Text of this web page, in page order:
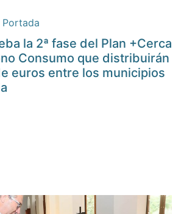
Portada
la 2ª fase del Plan +Cerca
Consumo que distribuirán
euros entre los municipios